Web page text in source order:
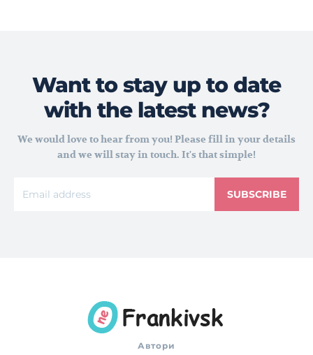
Want to stay up to date
with the latest news?
We would love to hear from you! Please fill in your details
and we will stay in touch. It's that simple!
SUBSCRIBE
Автори